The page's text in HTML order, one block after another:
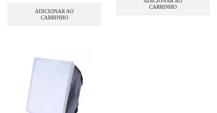
ADICIONAR AO
CARRINHO
CARRINHO